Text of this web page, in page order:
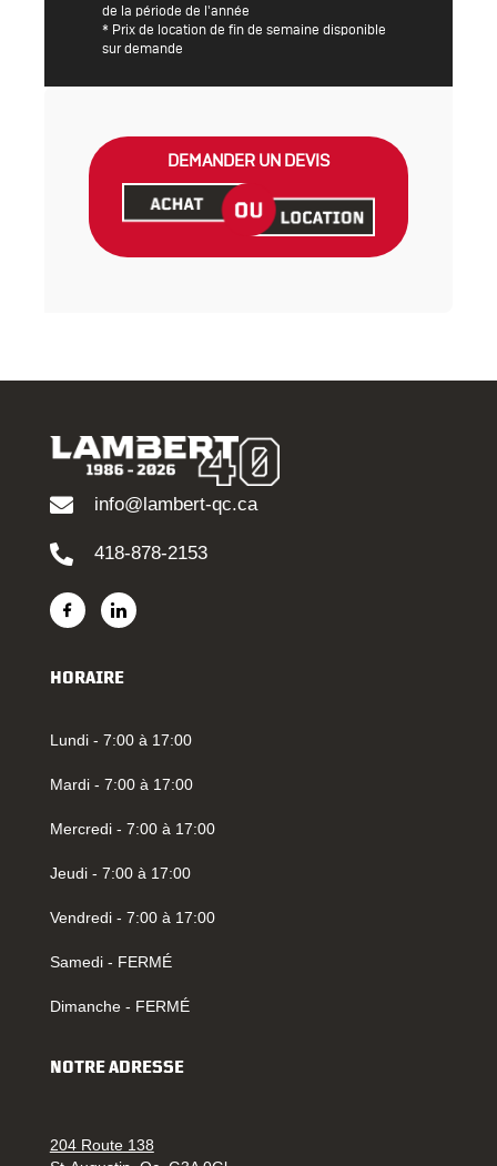
de la période de l'année
* Prix de location de fin de semaine disponible
sur demande
DEMANDER UN DEVIS
info@lambert-qc.ca
418-878-2153
HORAIRE
Lundi - 7:00 à 17:00
Mardi - 7:00 à 17:00
Mercredi - 7:00 à 17:00
Jeudi - 7:00 à 17:00
Vendredi - 7:00 à 17:00
Samedi - FERMÉ
Dimanche - FERMÉ
NOTRE ADRESSE
204 Route 138